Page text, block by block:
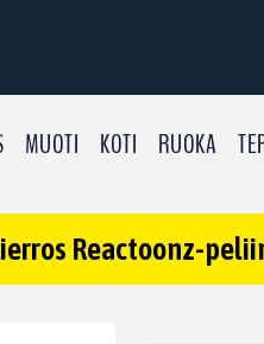
MUOTI KOTI RUOKA
Reactoonz-